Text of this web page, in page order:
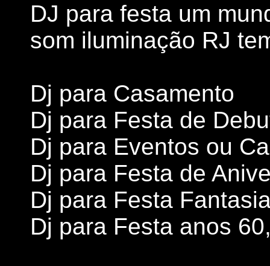
DJ para festa um
som iluminação RJ
Dj para Casamento
Dj para Festa de
Dj para Eventos ou
Dj para Festa de
Dj para Festa
Dj para Festa anos